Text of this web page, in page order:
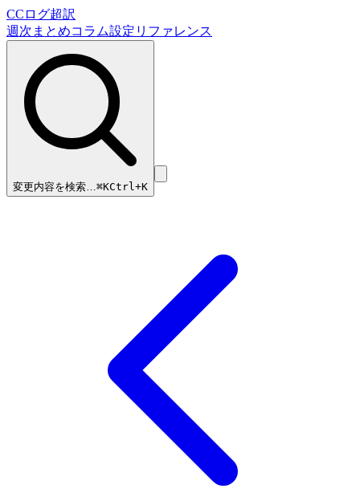
CCログ超訳
週次まとめコラム設定リファレンス
変更内容を検索…⌘KCtrl+K